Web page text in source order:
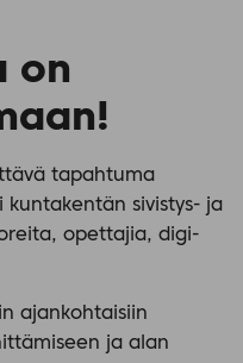
on
tapahtuma
kuntakentän sivistys- ja
opettajia, digi-
ajankohtaisiin
ja alan